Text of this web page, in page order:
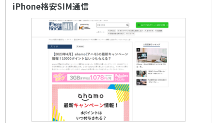
iPhone格安SIM通信